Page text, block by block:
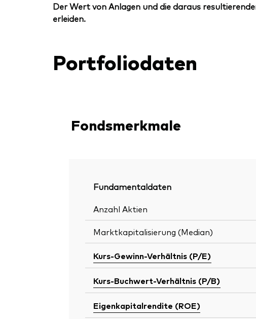
Der Wert von Anlagen und die daraus
erleiden.
Portfoliodaten
Fondsmerkmale
Fundamentaldaten
Anzahl Aktien
Marktkapitalisierung (Median)
Kurs-Gewinn-Verhältnis (P/E)
Kurs-Buchwert-Verhältnis (P/B)
Eigenkapitalrendite (ROE)